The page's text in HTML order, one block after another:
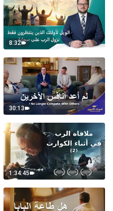
8:32
30:13
1:34:45